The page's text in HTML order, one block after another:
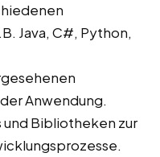
Java, C#, Python,
Anwendung.
und Bibliotheken zur